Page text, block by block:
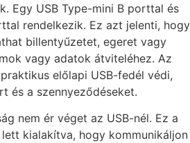
Egy USB Type-mini B porttal és
rendelkezik. Ez azt jelenti, hogy
billentyűzetet, egeret vagy
vagy adatok átviteléhez. Az
előlapi USB-fedél védi,
és a szennyeződéseket.
nem ér véget az USB-nél. Ez a
kialakítva, hogy kommunikáljon